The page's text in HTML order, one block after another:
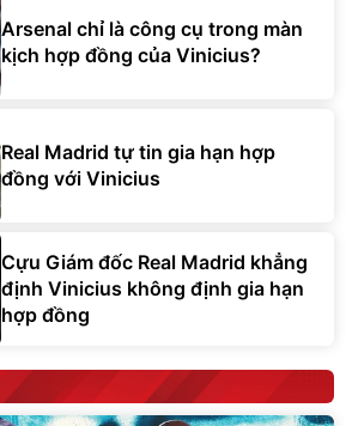
Arsenal chỉ là công cụ trong màn
kịch hợp đồng của Vinicius?
Real Madrid tự tin gia hạn hợp
đồng với Vinicius
Cựu Giám đốc Real Madrid khẳng
định Vinicius không định gia hạn
hợp đồng